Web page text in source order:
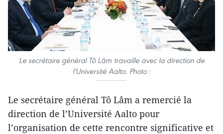
Le secrétaire général Tô Lâm travaille avec la direction de
l'Université Aalto. Photo :
Le secrétaire général Tô Lâm a remercié la
direction de l’Université Aalto pour
l’organisation de cette rencontre significative et